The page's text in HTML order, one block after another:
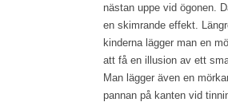
nästan uppe vid ögonen.
en skimrande effekt.
kinderna lägger man en
att få en illusion av ett
Man lägger även en
pannan på kanten vid